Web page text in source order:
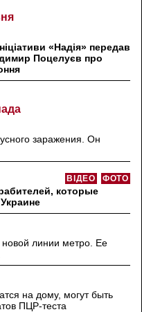
«Надія» передав
Поцелуєв про
заражения. Он
ФОТО
ВІДЕО
которые
линии метро. Ее
на дому, могут быть
ПЦР-теста